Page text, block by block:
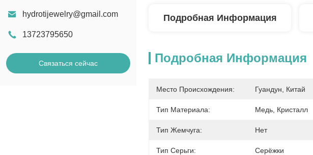
hydrotijewelry@gmail.com
13723795650
Связаться сейчас
Подробная Информация
Подробная Информация
Место Происхождения: Гуандун, Китай
Тип Материала: Медь, Кристалл
Тип Жемчуга: Нет
Тип Серьги: Серёжки